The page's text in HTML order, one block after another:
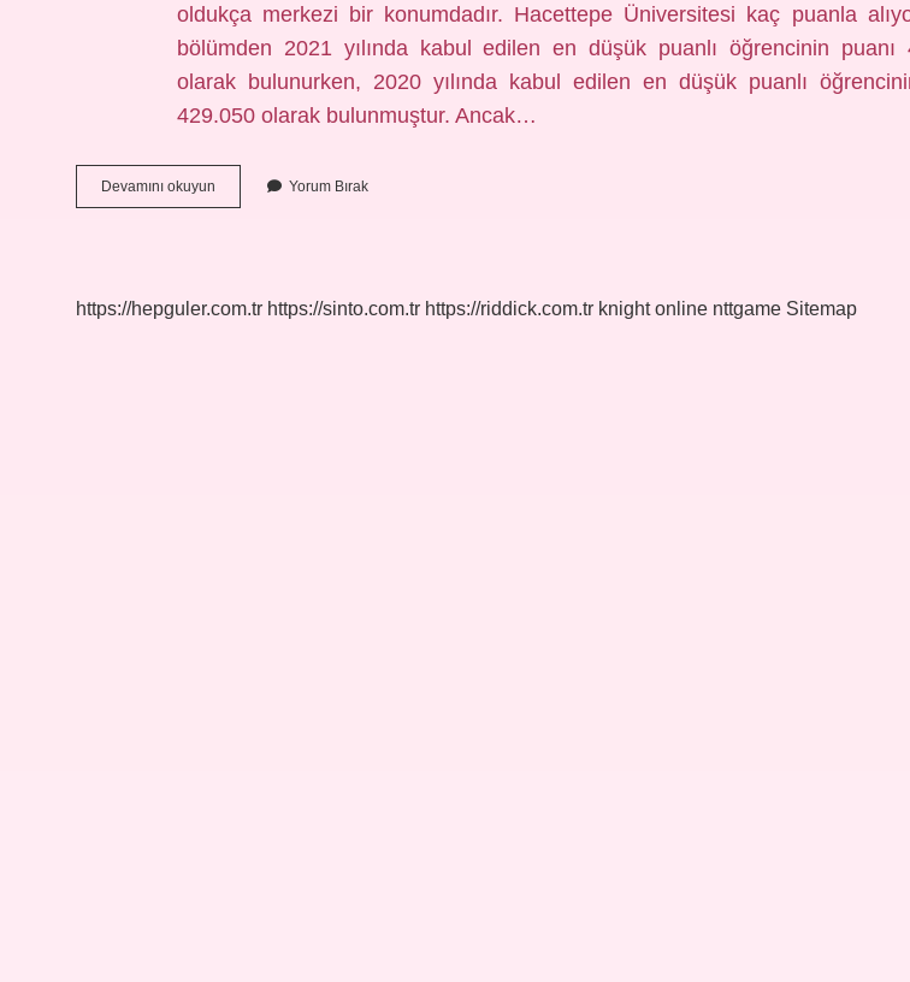
oldukça merkezi bir konumdadır. Hacettepe Üniversitesi kaç puanla
bölümden 2021 yılında kabul edilen en düşük puanlı öğrencinin puanı
olarak bulunurken, 2020 yılında kabul edilen en düşük puanlı
429.050 olarak bulunmuştur. Ancak…
Devamını okuyun Hacettepe
Üniversitesi
Yorum Bırak
https://hepguler.com.tr https://sinto.com.tr https://riddick.com.tr knight online nttgame Sitemap